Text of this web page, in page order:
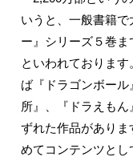
いうと、一般書籍
ー』シリーズ５巻
といわれておりま
ば『ドラゴンボー
所』、『ドラえも
ずれた作品があり
めてコンテンツとし